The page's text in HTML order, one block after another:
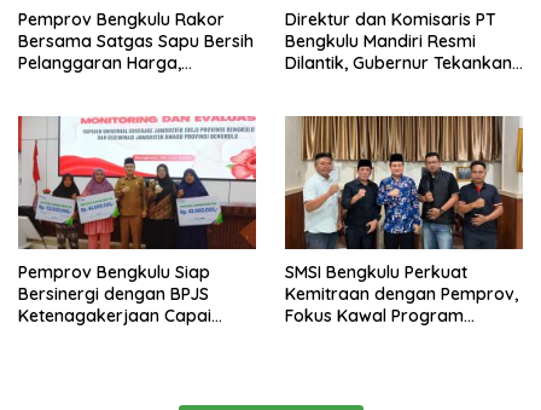
Pemprov Bengkulu Rakor
Bersama Satgas Sapu Bersih
Pelanggaran Harga,
Masih Jadi Sorotan
Direktur dan Komisaris PT
Bengkulu Mandiri Resmi
Dilantik, Gubernur Tekankan
Pemprov Bengkulu Siap
Bersinergi dengan BPJS
Ketenagakerjaan Capai
SMSI Bengkulu Perkuat
Kemitraan dengan Pemprov,
Fokus Kawal Program